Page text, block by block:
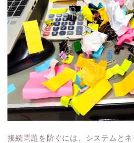
接続問題を防ぐには、システムと